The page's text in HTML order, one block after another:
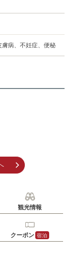
膚病、不妊症、便秘
観光情報
クーポン 宿泊